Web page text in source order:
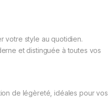
votre style au quotidien.
et distinguée à toutes vos
de légèreté, idéales pour vos